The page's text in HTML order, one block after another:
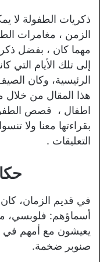
ذكريات الطفولة لا
الزمن ، مغامرات
مهما كان ، بفضل
إلى تلك الأيام التي
الرئيسية، وكان
هذا المقال من
اطفال ، قصص
بقراءتها معنا ولا
التعليقات .
في قديم الزمان،
أسماؤهم: فلوبسي،
يعيشون مع أمهم
صنوبر ضخمة.